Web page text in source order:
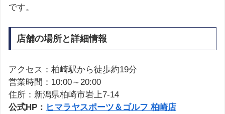
です。
店舗の場所と詳細情報
アクセス：柏崎駅から徒歩約19分
営業時間：10:00～20:00
住所：新潟県柏崎市岩上7-14
公式HP： ヒマラヤスポーツ＆ゴルフ 柏崎店